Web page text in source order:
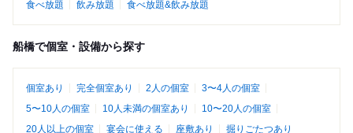
食べ放題
飲み放題 食べ放題&飲み放題
船橋で個室・設備から探す
個室あり 完全個室あり 2人の個室
3〜4人の個室
5〜10人の個室
10人未満の個室あり
10〜20人の個室
20人以上の個室
宴会に使える 座敷あり 掘りごたつあり